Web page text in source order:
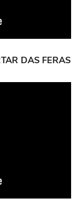
DAS FERAS